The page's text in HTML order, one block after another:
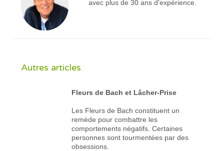
avec plus de 30 ans d'expérience.
Autres articles
Fleurs de Bach et Lâcher-Prise
Les Fleurs de Bach constituent un
remède pour combattre les
comportements négatifs. Certaines
personnes sont tourmentées par des
obsessions.